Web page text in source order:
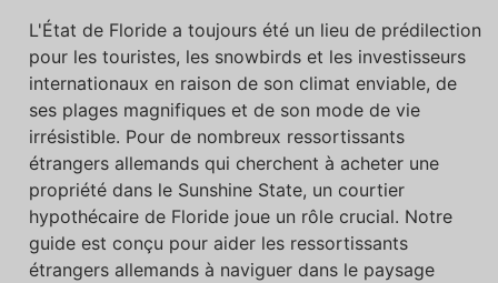
L'État de Floride a toujours été un lieu de prédilection
pour les touristes, les snowbirds et les investisseurs
internationaux en raison de son climat enviable, de
ses plages magnifiques et de son mode de vie
irrésistible. Pour de nombreux ressortissants
étrangers allemands qui cherchent à acheter une
propriété dans le Sunshine State, un courtier
hypothécaire de Floride joue un rôle crucial. Notre
guide est conçu pour aider les ressortissants
étrangers allemands à naviguer dans le paysage